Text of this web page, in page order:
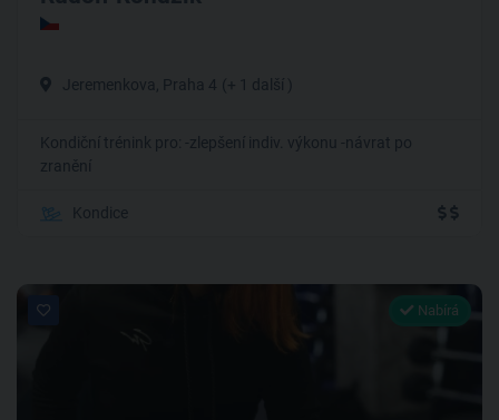
Jeremenkova, Praha 4 (+ 1 další )
Kondiční trénink pro: -zlepšení indiv. výkonu -návrat po
zranění
Kondice
Nabírá